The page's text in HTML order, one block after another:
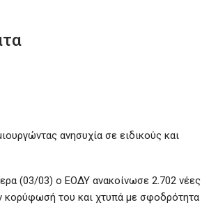
ανησυχία σε ειδικούς και
(03/03) ο ΕΟΔΥ ανακοίνωσε 2.702 νέες
κορύφωσή του και χτυπά με σφοδρότητα